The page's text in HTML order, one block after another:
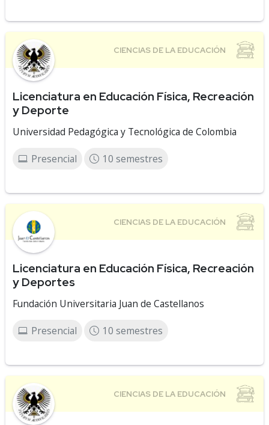
Licenciatura en Educación Física, Recreación
y Deporte
Universidad Pedagógica y Tecnológica de Colombia
Presencial 10 semestres
Licenciatura en Educación Física, Recreación
y Deportes
Fundación Universitaria Juan de Castellanos
Presencial 10 semestres